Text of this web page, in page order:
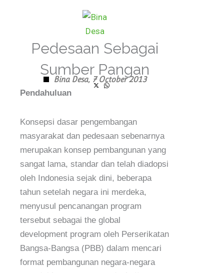
Pedesaan Sebagai
Sumber Pangan
Bina Desa, 7 October 2013
Pendahuluan
Konsepsi dasar pengembangan
masyarakat dan pedesaan sebenarnya
merupakan konsep pembangunan yang
sangat lama, standar dan telah diadopsi
oleh Indonesia sejak dini, beberapa
tahun setelah negara ini merdeka,
menyusul pencanangan program
tersebut sebagai the global
development program oleh Perserikatan
Bangsa-Bangsa (PBB) dalam mencari
format pembangunan negara-negara